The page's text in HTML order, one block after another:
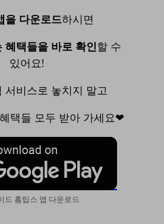
을 다운로드하시면
혜택들을 바로 확인할 수
있어요!
서비스로 놓치지 말고
택들 모두 받아 가세요❤
드 홈팁스 앱 다운로드